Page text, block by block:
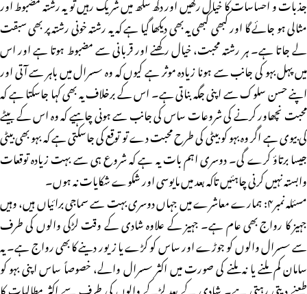
مثالی ہو جائے گا اور کبھی کبھی یہ بھی دیکھا گیا ہے کہ یہ رشتہ خونی رشتہ پر بھی سبقت
لے جاتا ہے۔ ہر رشتہ محبت، خیال رکھنے اور قربانی سے مضبوط ہوتا ہے اور اس
میں پہل بہو کی جانب سے ہونا زیادہ موثر ہے کیوں کہ وہ سسرال میں باہر سے آتی اور
اپنے حسن سلوک سے اپنی جگہ بناتی ہے۔ اس کے برخلاف یہ بھی کہا جاسکتا ہے کہ
محبت نچھاور کرنے کی شروعات ساس کی جانب سے ہونی چاہیے کہ وہ اس کے بیٹے
کی بیوی ہے اگر وہ بہو کو بیٹی کی طرح محبت دے تو توقع کی جاسکتی ہے کہ بہو بھی بیٹی
جیسا برتاؤ کرے گی۔ دوسری اہم بات یہ ہے کہ شروع ہی سے بہت زیادہ توقعات
وابستہ نہیں کرنی چاہئیں تاکہ بعد میں مایوسی اور شکوے شکایات نہ ہوں۔
مسئلہ نمبر۴: ہمارے معاشرے میں جہاں دوسری بہت سے سماجی برائیاں ہیں، وہیں
جہیز کا رواج بھی عام ہے۔ جہیز کے علاوہ شادی کے وقت لڑکی والوں کی طرف
سے سسرال والوں کو جوڑے اور ساس کو کڑے یا زیور دینے کا بھی رواج ہے۔ یہ
سامان کم ملنے یا نہ ملنے کی صورت میں اکثر سسرال والے، خصوصاً ساس اپنی بہو کو
طعنے دیتی رہتی ہے۔ شادی کے بعد لڑکے والوں کی طرف سے اکثر مطالبات کا